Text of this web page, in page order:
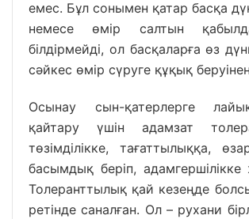
емес. Бұл сонымен қатар басқа
немесе өмір салтын
білдірмейді, ол басқаларға өз
сәйкес өмір сүруге құқық
Осынау сын-қатерлерге
қайтару үшін адамзат
төзімділікке, тағаттылыққа,
басымдық беріп, адамгершілікке
Толеранттылық қай кезеңде болсын
ретінде саналған. Ол – рухани